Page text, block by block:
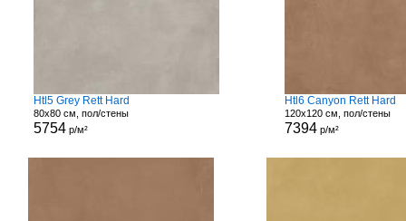
Htl5 Grey Rett Hard
80x80 см, пол/стены
5754 р/м²
Htl6 Canyon Rett Hard
120x120 см, пол/стены
7394 р/м²